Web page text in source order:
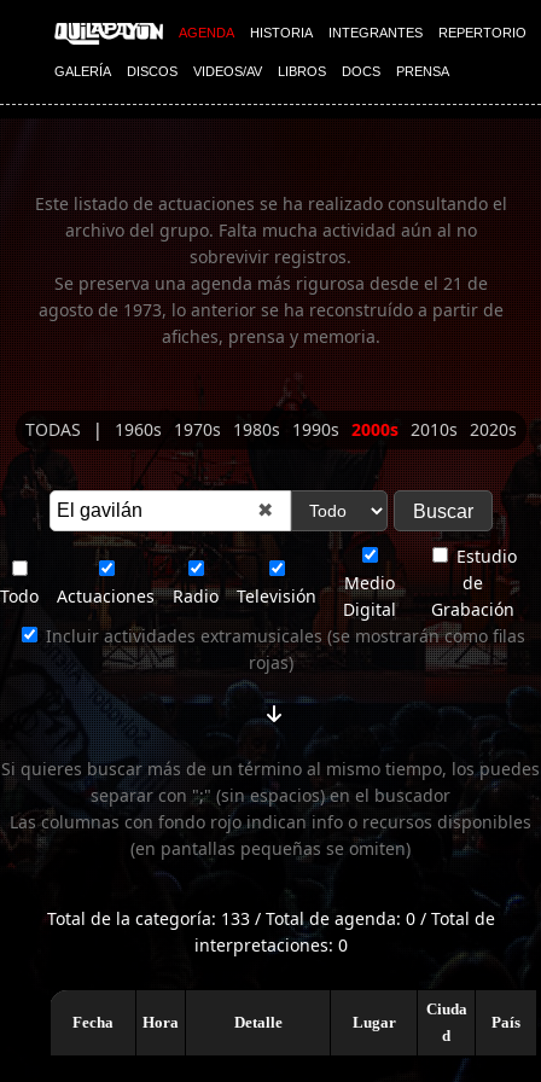
AGENDA HISTORIA INTEGRANTES REPERTORIO
GALERÍA DISCOS VIDEOS/AV LIBROS DOCS PRENSA
Imagen 01
Este listado de actuaciones se ha realizado consultando el
archivo del grupo. Falta mucha actividad aún al no
sobrevivir registros.
Se preserva una agenda más rigurosa desde el 21 de
agosto de 1973, lo anterior se ha reconstruído a partir de
afiches, prensa y memoria.
TODAS | 1960s 1970s 1980s 1990s 2000s 2010s 2020s
✖
Todo Actuaciones Radio Televisión
Medio
Digital
Estudio
de
Grabación
Incluir actividades extramusicales (se mostrarán como filas
rojas)
Si quieres buscar más de un término al mismo tiempo, los puedes
separar con ";" (sin espacios) en el buscador
Las columnas con fondo rojo indican info o recursos disponibles
(en pantallas pequeñas se omiten)
Total de la categoría: 133 / Total de agenda: 0 / Total de
interpretaciones: 0
Fecha Hora Detalle Lugar
Ciuda
d
País